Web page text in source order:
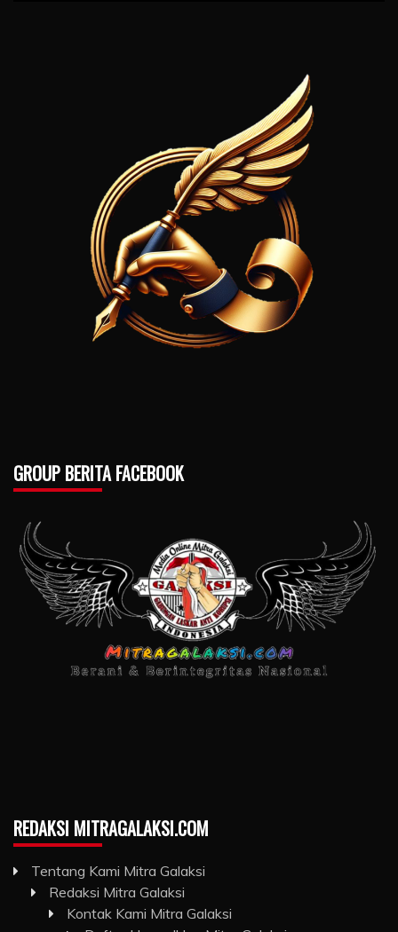
GROUP BERITA FACEBOOK
REDAKSI MITRAGALAKSI.COM
Tentang Kami Mitra Galaksi
Redaksi Mitra Galaksi
Kontak Kami Mitra Galaksi